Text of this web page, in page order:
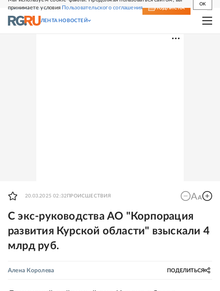
принимаете условия Пользовательского соглашения
OK
СВЕЖИЙ НОМЕР ПОДПИСКА
ЛЕНТА НОВОСТЕЙ
20.03.2025 02:32 ПРОИСШЕСТВИЯ
С экс-руководства АО "Корпорация
развития Курской области" взыскали 4
млрд руб.
Алена Королева ПОДЕЛИТЬСЯ